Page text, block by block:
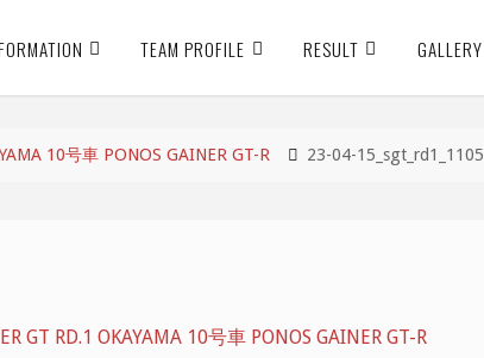
TEAM PROFILE RESULT GALLERY
10号車 PONOS GAINER GT-R 23-04-15_sgt_rd1_1105
GT RD.1 OKAYAMA 10号車 PONOS GAINER GT-R